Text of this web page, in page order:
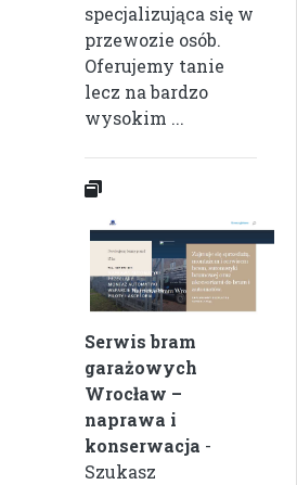
specjalizująca się w
przewozie osób.
Oferujemy tanie
lecz na bardzo
wysokim ...
Serwis bram
garażowych
Wrocław –
naprawa i
konserwacja -
Szukasz